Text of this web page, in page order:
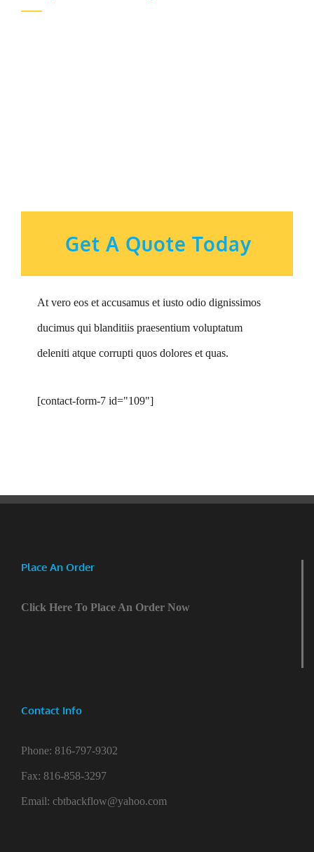
Get A Quote Today
At vero eos et accusamus et iusto odio dignissimos
ducimus qui blanditiis praesentium voluptatum
deleniti atque corrupti quos dolores et quas.
[contact-form-7 id="109"]
Place An Order
Click Here To Place An Order Now
Contact Info
Phone: 816-797-9302
Fax: 816-858-3297
Email: cbtbackflow@yahoo.com